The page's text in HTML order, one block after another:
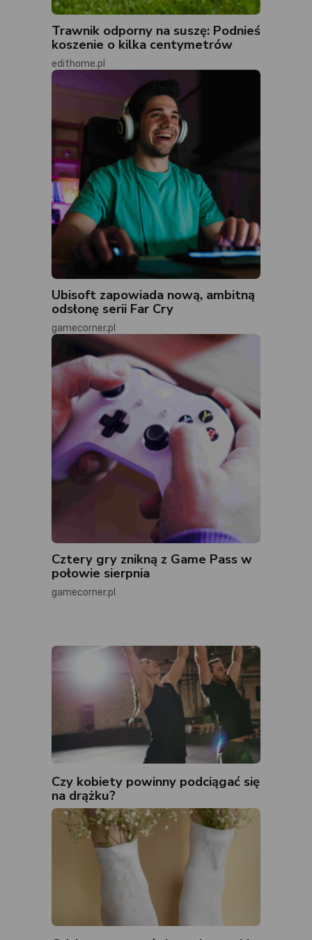
Trawnik odporny na suszę: Podnieś
koszenie o kilka centymetrów
edithome.pl
Ubisoft zapowiada nową, ambitną
odsłonę serii Far Cry
gamecorner.pl
Cztery gry znikną z Game Pass w
połowie sierpnia
gamecorner.pl
Czy kobiety powinny podciągać się
na drążku?